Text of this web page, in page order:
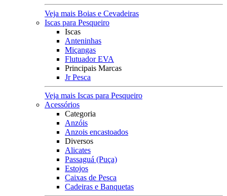
Veja mais Boias e Cevadeiras
Iscas para Pesqueiro
Iscas
Anteninhas
Miçangas
Flutuador EVA
Principais Marcas
Jr Pesca
Veja mais Iscas para Pesqueiro
Acessórios
Categoria
Anzóis
Anzois encastoados
Diversos
Alicates
Passaguá (Puça)
Estojos
Caixas de Pesca
Cadeiras e Banquetas